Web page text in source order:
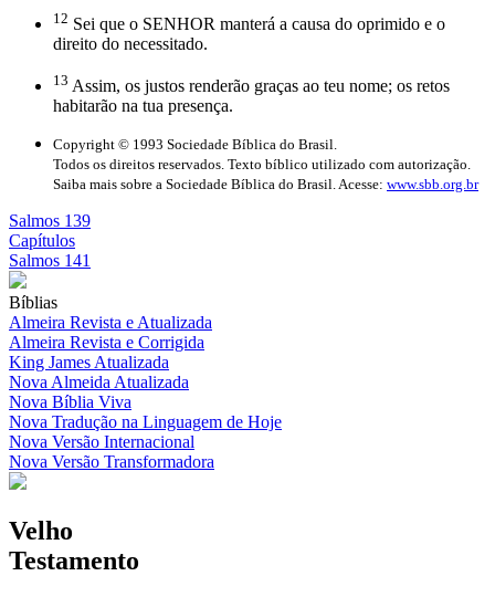
12 Sei que o SENHOR manterá a causa do oprimido e o
direito do necessitado.
13 Assim, os justos renderão graças ao teu nome; os retos
habitarão na tua presença.
Copyright © 1993 Sociedade Bíblica do Brasil.
Todos os direitos reservados. Texto bíblico utilizado com autorização.
Saiba mais sobre a Sociedade Bíblica do Brasil. Acesse: www.sbb.org.br
Salmos 139
Capítulos
Salmos 141
Bíblias
Almeira Revista e Atualizada
Almeira Revista e Corrigida
King James Atualizada
Nova Almeida Atualizada
Nova Bíblia Viva
Nova Tradução na Linguagem de Hoje
Nova Versão Internacional
Nova Versão Transformadora
Velho
Testamento